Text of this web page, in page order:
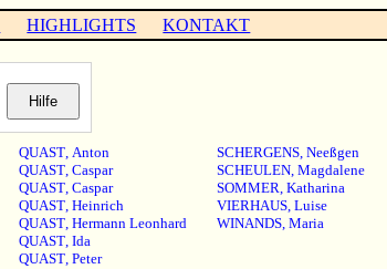
HIGHLIGHTS KONTAKT
QUAST, Anton
QUAST, Caspar
QUAST, Caspar
QUAST, Heinrich
QUAST, Hermann Leonhard
QUAST, Ida
QUAST, Peter
SCHERGENS, Neeßgen
SCHEULEN, Magdalene
SOMMER, Katharina
VIERHAUS, Luise
WINANDS, Maria